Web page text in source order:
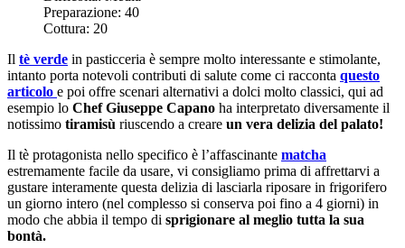
Preparazione: 40
Cottura: 20
Il tè verde in pasticceria è sempre molto interessante e stimolante,
intanto porta notevoli contributi di salute come ci racconta questo
articolo e poi offre scenari alternativi a dolci molto classici, qui ad
esempio lo Chef Giuseppe Capano ha interpretato diversamente il
notissimo tiramisù riuscendo a creare un vera delizia del palato!
Il tè protagonista nello specifico è l’affascinante matcha
estremamente facile da usare, vi consigliamo prima di affrettarvi a
gustare interamente questa delizia di lasciarla riposare in frigorifero
un giorno intero (nel complesso si conserva poi fino a 4 giorni) in
modo che abbia il tempo di sprigionare al meglio tutta la sua
bontà.